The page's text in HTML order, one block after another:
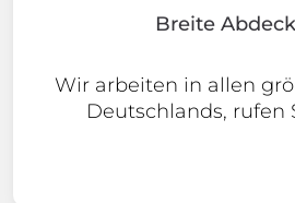
Breite
Wir arbeiten in allen
Deutschlands, rufen